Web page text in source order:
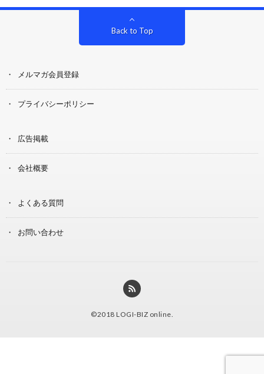
Back to Top
メルマガ会員登録
プライバシーポリシー
広告掲載
会社概要
よくある質問
お問い合わせ
©2018 LOGI-BIZ online